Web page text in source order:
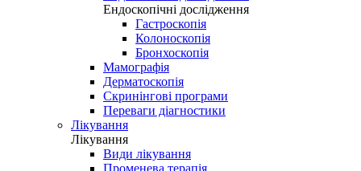
Ендоскопічні дослідження
Гастроскопія
Колоноскопія
Бронхоскопія
Мамографія
Дерматоскопія
Скринінгові програми
Переваги діагностики
Лікування
Лікування
Види лікування
Променева терапія